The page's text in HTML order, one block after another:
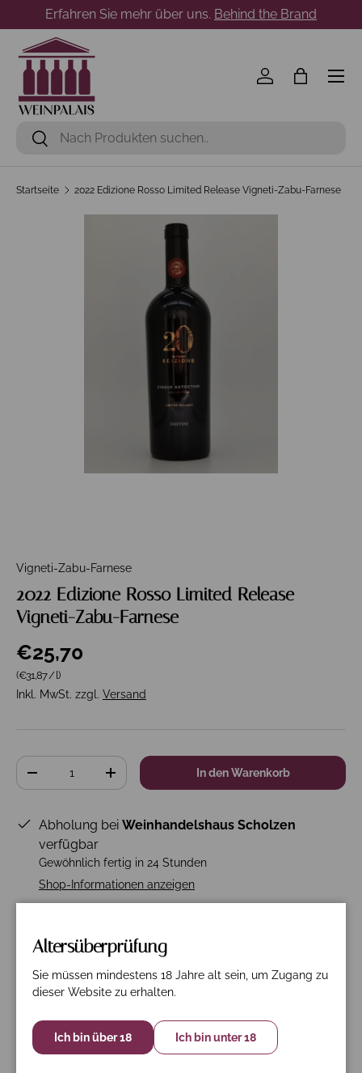
Direkt zum Inhalt
Erfahren Sie mehr über uns. Behind the Brand
Suchen
Suchen
Einloggen
Menü
Startseite 2022 Edizione Rosso Limited Release Vigneti-Zabu-Farnese
Vigneti-Zabu-Farnese
2022 Edizione Rosso Limited Release
Vigneti-Zabu-Farnese
€25,70
Grundpreis
(€31,87/l)
Inkl. MwSt. zzgl. Versand
Anzahl
+ In den Warenkorb
Abholung bei Weinhandelshaus Scholzen
verfügbar
Gewöhnlich fertig in 24 Stunden
Shop-Informationen anzeigen
Beschreibung Nährwerte
of Montepulciano, Primitivo, Sangiovese, Negroamaro
and Malvasia Nera. The grapes comes from
Altersüberprüfung
Sie müssen mindestens 18 Jahre alt sein, um Zugang zu
dieser Website zu erhalten.
Ich bin über 18 Ich bin unter 18